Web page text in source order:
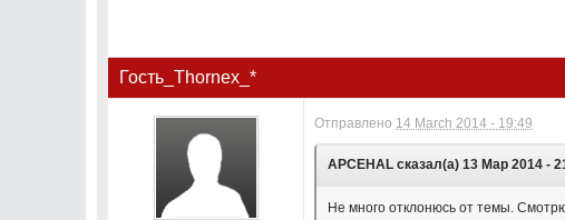
Гость_Thornex_*
Отправлено 14 March 2014 - 19:49
APCEHAL сказал(а) 13 Мар 2014 -
Не много отклонюсь от темы.